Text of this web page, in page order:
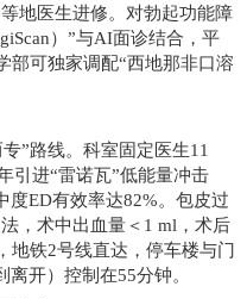
地医生进修。对勃起功能障
）”与AI面诊结合，平
部可独家调配“西地那非口溶
”路线。科室固定医生11
引进“雷诺瓦”低能量冲击
度ED有效率达82%。包皮过
，术中出血量＜1 ml，术后
地铁2号线直达，停车楼与门
开）控制在55分钟。